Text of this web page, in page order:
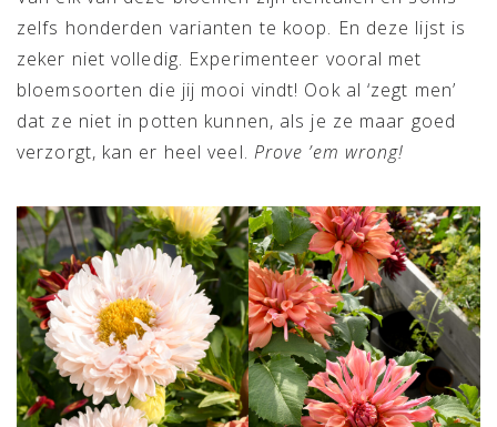
zelfs honderden varianten te koop. En deze lijst is
zeker niet volledig. Experimenteer vooral met
bloemsoorten die jij mooi vindt! Ook al ‘zegt men’
dat ze niet in potten kunnen, als je ze maar goed
verzorgt, kan er heel veel. Prove ’em wrong!